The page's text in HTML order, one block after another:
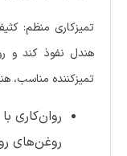
تمیزکاری منظم:
هندل نفوذ کند و
تمیزکننده مناسب،
روان‌کاری
روغن‌های